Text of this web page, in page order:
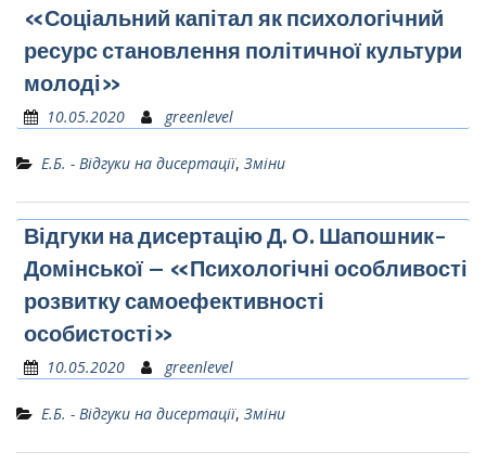
«Соціальний капітал як психологічний
ресурс становлення політичної культури
молоді»
10.05.2020 greenlevel
Е.Б. - Відгуки на дисертації, Зміни
Відгуки на дисертацію Д. О. Шапошник-
Домінської – «Психологічні особливості
розвитку самоефективності
особистості»
10.05.2020 greenlevel
Е.Б. - Відгуки на дисертації, Зміни